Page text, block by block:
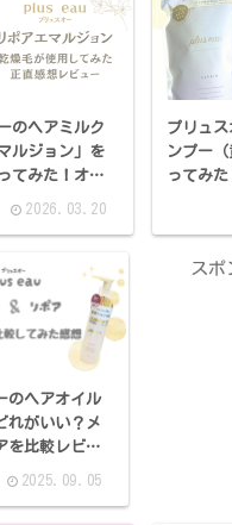
のヘアミルク
ルジョン」を
てみた！オイ
った？
2026.03.20
プリュ
ンプー
ってみ
のヘアオイル
れがいい？メ
を比較レビュ
2025.09.05
スポ